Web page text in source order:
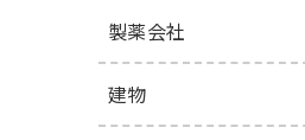
製薬会社
建物